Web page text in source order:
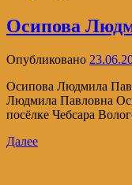
Осипова
Опубликовано
Осипова Людмила
Людмила Павловна
посёлке Чебсара
Далее